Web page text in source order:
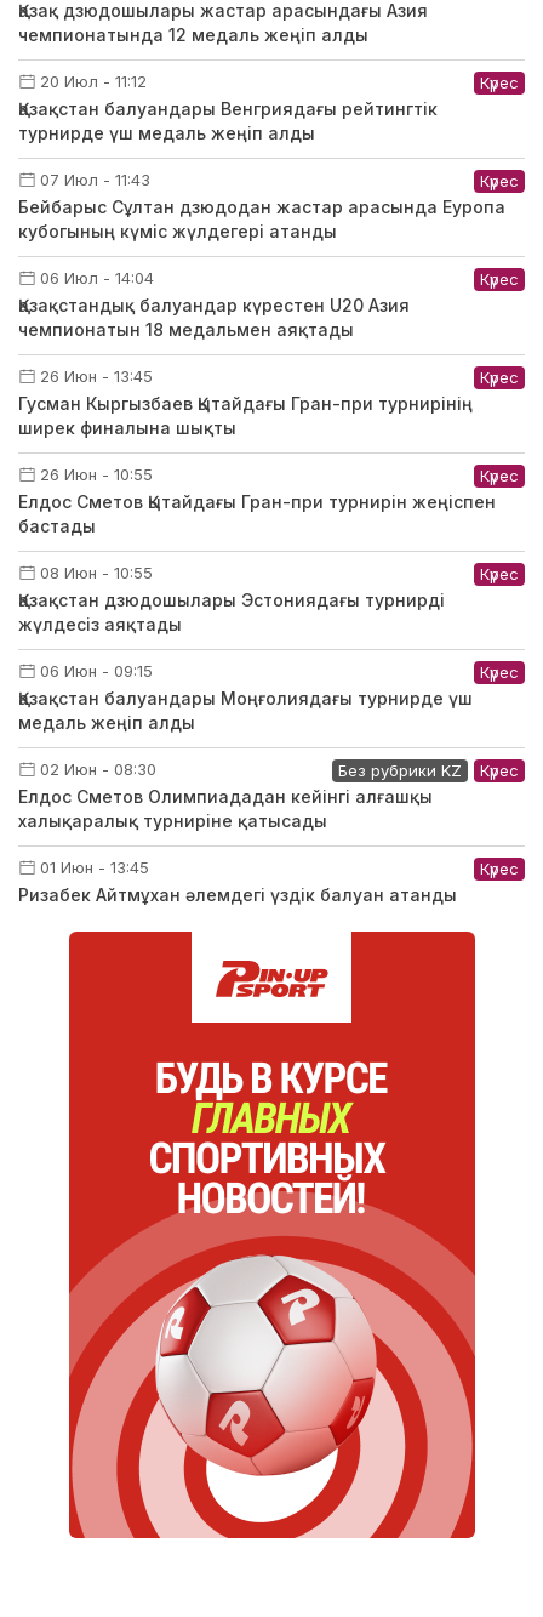
Қазақ дзюдошылары жастар арасындағы Азия
чемпионатында 12 медаль жеңіп алды
20 Июл - 11:12 Күрес
Қазақстан балуандары Венгриядағы рейтингтік
турнирде үш медаль жеңіп алды
07 Июл - 11:43 Күрес
Бейбарыс Сұлтан дзюдодан жастар арасында Еуропа
кубогының күміс жүлдегері атанды
06 Июл - 14:04 Күрес
Қазақстандық балуандар күрестен U20 Азия
чемпионатын 18 медальмен аяқтады
26 Июн - 13:45 Күрес
Гусман Кыргызбаев Қытайдағы Гран-при турнирінің
ширек финалына шықты
26 Июн - 10:55 Күрес
Елдос Сметов Қытайдағы Гран-при турнирін жеңіспен
бастады
08 Июн - 10:55 Күрес
Қазақстан дзюдошылары Эстониядағы турнирді
жүлдесіз аяқтады
06 Июн - 09:15 Күрес
Қазақстан балуандары Моңғолиядағы турнирде үш
медаль жеңіп алды
02 Июн - 08:30 Без рубрики KZ Күрес
Елдос Сметов Олимпиададан кейінгі алғашқы
халықаралық турниріне қатысады
01 Июн - 13:45 Күрес
Ризабек Айтмұхан әлемдегі үздік балуан атанды